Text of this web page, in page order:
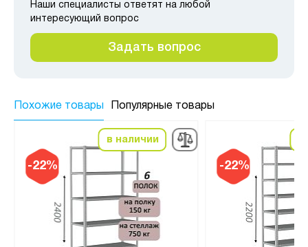
Наши специалисты ответят на любой
интересующий вопрос
Задать вопрос
Похожие товары Популярные товары
-22%
в наличии
-22%